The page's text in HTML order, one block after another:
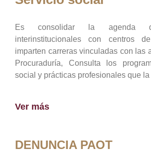
Es consolidar la agenda
interinstitucionales con centros
imparten carreras vinculadas con las
Procuraduría, Consulta los
social y prácticas profesionales que la
Ver más
DENUNCIA PAOT